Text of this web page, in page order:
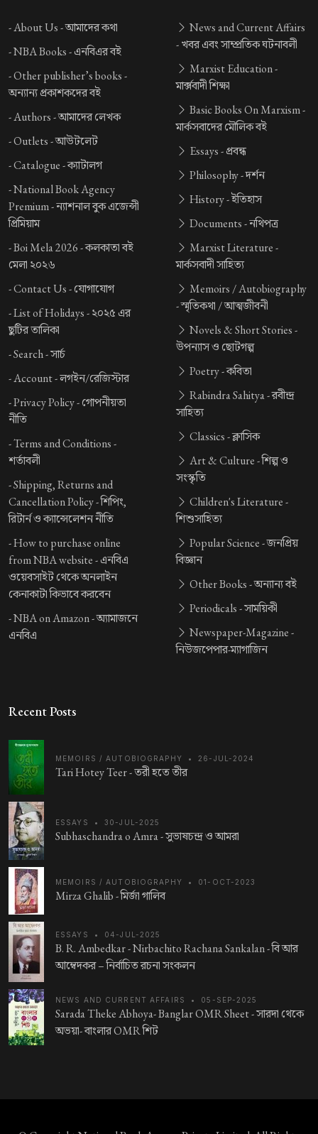
-About Us -আমাদের কথা
-NBA Books -এনবিএর বই
-Other publisher’s books -
অন্যান্য প্রকাশকদের বই
-Authors -আমাদের লেখক
-Outlets -আউটলেট
-Catalogue -ক্যাটালগ
-National Book Agency
Premium -ন্যাশনাল বুক এজেন্সী
প্রিমিয়াম
-Boi Mela 2026 -কলকাতা বই
মেলা ২০২৬
-Contact Us -যোগাযোগ
-List of Holidays -২০২৫ এর
ছুটির তালিকা
-Search -সার্চ
-Account -লগইন/রেজিস্টার
-Privacy Policy -গোপনীয়তা
নীতি
-Terms and Conditions -
শর্তাবলী
-Shipping, Returns and
Cancellation Policy -শিপিং,
রিটার্ন ও ক্যান্সেলেশন নীতি
-How to purchase online
from NBA website -এনবিএ
ওয়েবসাইট থেকে অনলাইন
কেনাকাটা কিভাবে করবেন
-NBA on Amazon -অ্যামাজনে
এনবিএ
News and Current Affairs
-খবর এবং সাম্প্রতিক ঘটনাবলী
Marxist Education -
মার্ক্সবাদী শিক্ষা
Basic Books On Marxism -
মার্কসবাদের মৌলিক বই
Essays -প্রবন্ধ
Philosophy -দর্শন
History -ইতিহাস
Documents -নথিপত্র
Marxist Literature -
মার্কসবাদী সাহিত্য
Memoirs / Autobiography
-স্মৃতিকথা / আত্মজীবনী
Novels & Short Stories -
উপন্যাস ও ছোটগল্প
Poetry -কবিতা
Rabindra Sahitya -রবীন্দ্র
সাহিত্য
Classics -ক্লাসিক
Art & Culture -শিল্প ও
সংস্কৃতি
Children's Literature -
শিশুসাহিত্য
Popular Science -জনপ্রিয়
বিজ্ঞান
Other Books -অন্যান্য বই
Periodicals -সাময়িকী
Newspaper-Magazine -
নিউজপেপার-ম্যাগাজিন
Recent Posts
MEMOIRS / AUTOBIOGRAPHY • 26-JUL-2024
Tari Hotey Teer -তরী হতে তীর
ESSAYS • 30-JUL-2025
Subhaschandra o Amra -সুভাষচন্দ্র ও আমরা
MEMOIRS / AUTOBIOGRAPHY • 01-OCT-2023
Mirza Ghalib -মির্জা গালিব
ESSAYS • 04-JUL-2025
B. R. Ambedkar - Nirbachito Rachana Sankalan -বি আর
আম্বেদকর – নির্বাচিত রচনা সংকলন
NEWS AND CURRENT AFFAIRS • 05-SEP-2025
Sarada Theke Abhoya- Banglar OMR Sheet -সারদা থেকে
অভয়া- বাংলার OMR শিট